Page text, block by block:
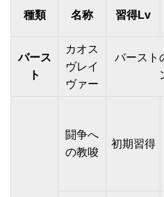
種類 名称 習得Lv
バース
ト
カオス
ヴレイ
ヴァー
バースト
闘争へ
の教唆
初期習得